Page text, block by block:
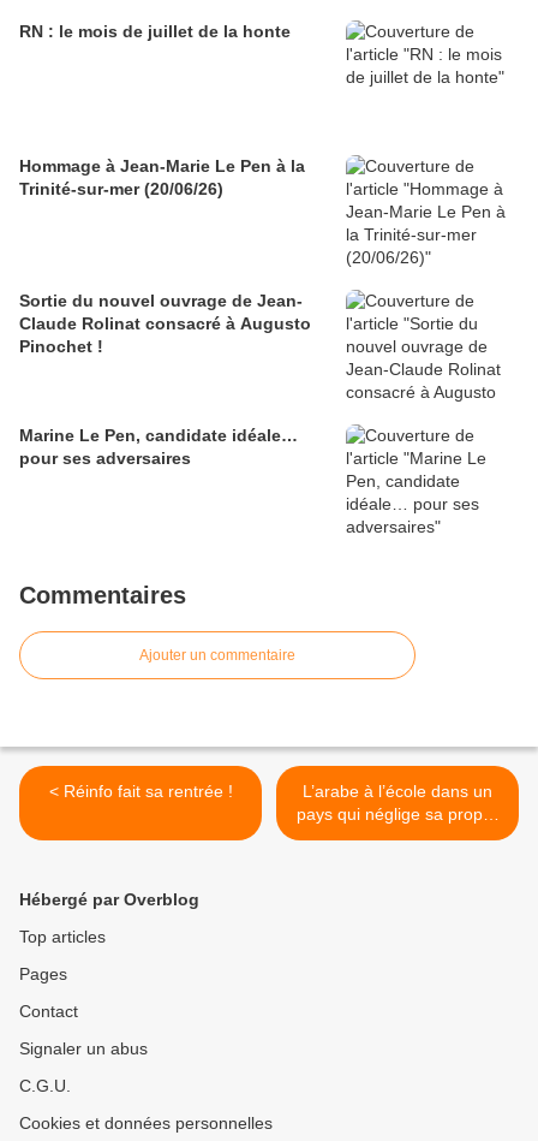
RN : le mois de juillet de la honte
Hommage à Jean-Marie Le Pen à la
Trinité-sur-mer (20/06/26)
Sortie du nouvel ouvrage de Jean-
Claude Rolinat consacré à Augusto
Pinochet !
Marine Le Pen, candidate idéale…
pour ses adversaires
Commentaires
Ajouter un commentaire
< Réinfo fait sa rentrée !
L’arabe à l’école dans un
pays qui néglige sa propre
langue ! >
Hébergé par Overblog
Top articles
Pages
Contact
Signaler un abus
C.G.U.
Cookies et données personnelles